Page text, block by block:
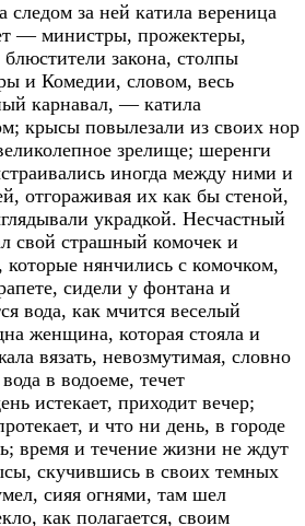
следом за ней катила вереница
— министры, прожектеры,
закона, столпы
и Комедии, словом, весь
карнавал, — катила
крысы повылезали из своих нор
зрелище; шеренги
иногда между ними и
отгораживая их как бы стеной,
украдкой. Несчастный
свой страшный комочек и
нянчились с комочком,
сидели у фонтана и
вода, как мчится веселый
женщина, которая стояла и
вязать, невозмутимая, словно
в водоеме, течет
истекает, приходит вечер;
и что ни день, в городе
время и течение жизни не ждут
скучившись в своих темных
сияя огнями, там шел
как полагается, своим